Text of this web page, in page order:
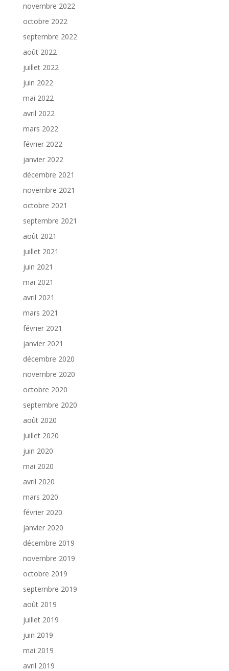
novembre 2022
octobre 2022
septembre 2022
août 2022
juillet 2022
juin 2022
mai 2022
avril 2022
mars 2022
février 2022
janvier 2022
décembre 2021
novembre 2021
octobre 2021
septembre 2021
août 2021
juillet 2021
juin 2021
mai 2021
avril 2021
mars 2021
février 2021
janvier 2021
décembre 2020
novembre 2020
octobre 2020
septembre 2020
août 2020
juillet 2020
juin 2020
mai 2020
avril 2020
mars 2020
février 2020
janvier 2020
décembre 2019
novembre 2019
octobre 2019
septembre 2019
août 2019
juillet 2019
juin 2019
mai 2019
avril 2019